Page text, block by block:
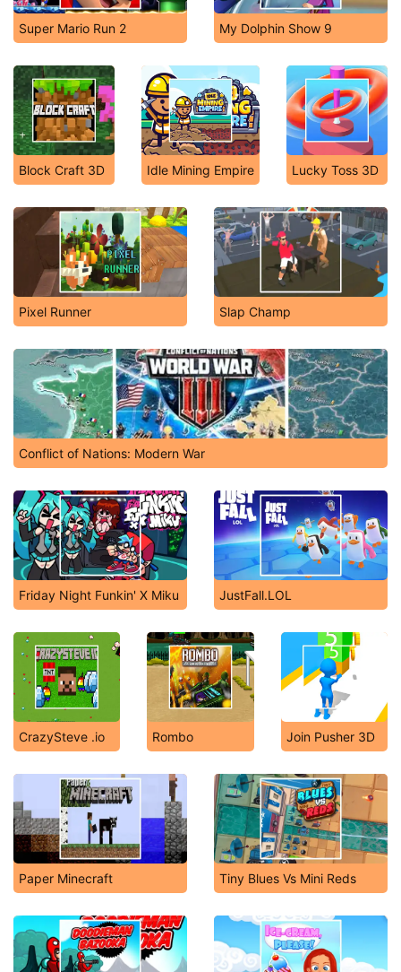
Super Mario Run 2 My Dolphin Show 9
Block Craft 3D Idle Mining Empire Lucky Toss 3D
Pixel Runner Slap Champ
Conflict of Nations: Modern War
Friday Night Funkin' X Miku JustFall.LOL
CrazySteve .io Rombo Join Pusher 3D
Paper Minecraft Tiny Blues Vs Mini Reds